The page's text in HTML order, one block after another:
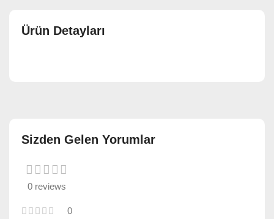
Ürün Detayları
Sizden Gelen Yorumlar
0 reviews
0